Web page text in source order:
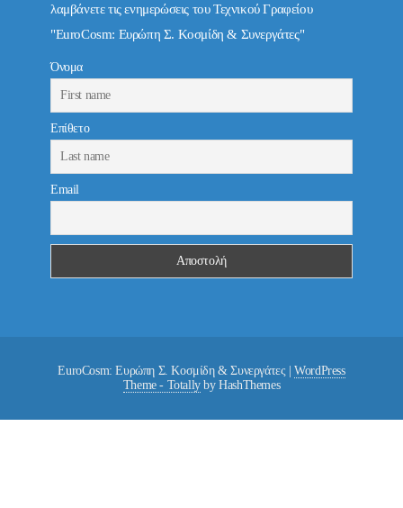
λαμβάνετε τις ενημερώσεις του Τεχνικού Γραφείου
"EuroCosm: Ευρώπη Σ. Κοσμίδη & Συνεργάτες"
Όνομα
Επίθετο
Email
EuroCosm: Ευρώπη Σ. Κοσμίδη & Συνεργάτες |WordPress
Theme - Totallyby HashThemes